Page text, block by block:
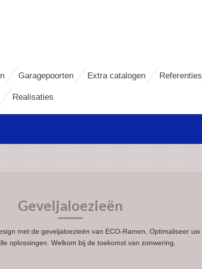
Garagepoorten Extra catalogen Referenties
Realisaties
Geveljaloezieën
met de geveljaloezieën van ECO-Ramen. Optimaliseer
oplossingen. Welkom bij de toekomst van zonwering.